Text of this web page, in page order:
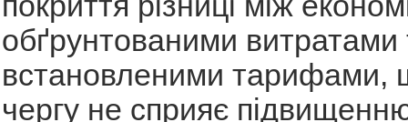
обґрунтованими витратами
встановленими тарифами,
чергу не сприяє